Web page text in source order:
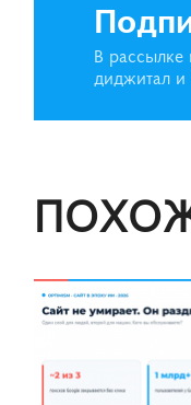
В
диджитал и